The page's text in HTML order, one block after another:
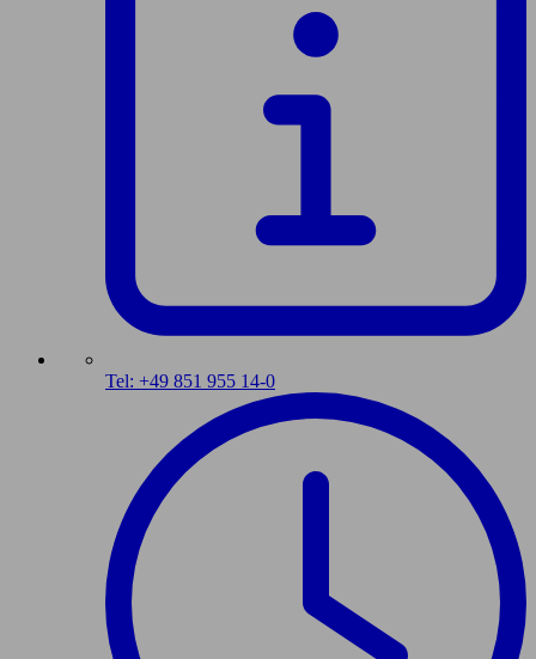
Tel: +49 851 955 14-0